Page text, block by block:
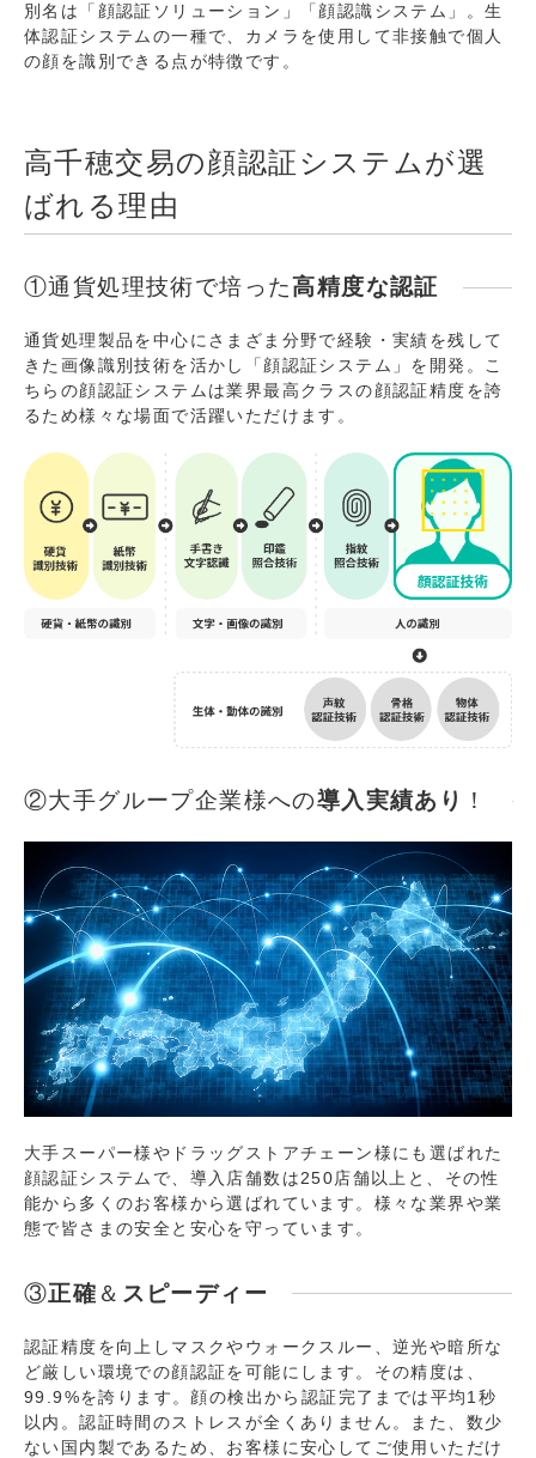
別名は「顔認証ソリューション」「顔認識システム」。生
体認証システムの一種で、カメラを使用して非接触で個人
の顔を識別できる点が特徴です。
高千穂交易の顔認証システムが選
ばれる理由
①通貨処理技術で培った高精度な認証
通貨処理製品を中心にさまざま分野で経験・実績を残して
きた画像識別技術を活かし「顔認証システム」を開発。こ
ちらの顔認証システムは業界最高クラスの顔認証精度を誇
るため様々な場面で活躍いただけます。
②大手グループ企業様への導入実績あり ！
大手スーパー様やドラッグストアチェーン様にも選ばれた
顔認証システムで、導入店舗数は250店舗以上と、その性
能から多くのお客様から選ばれています。様々な業界や業
態で皆さまの安全と安心を守っています。
③正確 ＆ スピーディー
認証精度を向上しマスクやウォークスルー、逆光や暗所な
ど厳しい環境での顔認証を可能にします。その精度は、
99.9%を誇ります。顔の検出から認証完了までは平均1秒
以内。認証時間のストレスが全くありません。また、数少
ない国内製であるため、お客様に安心してご使用いただけ